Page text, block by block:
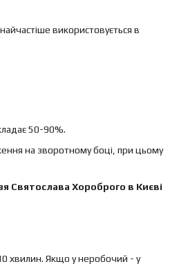
використовується в
50-90%.
на зворотному боці, при цьому
Святослава Хороброго в Києві
хвилин. Якщо у неробочий - у